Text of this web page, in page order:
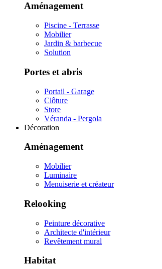
Aménagement
Piscine - Terrasse
Mobilier
Jardin & barbecue
Solution
Portes et abris
Portail - Garage
Clôture
Store
Véranda - Pergola
Décoration
Aménagement
Mobilier
Luminaire
Menuiserie et créateur
Relooking
Peinture décorative
Architecte d'intérieur
Revêtement mural
Habitat